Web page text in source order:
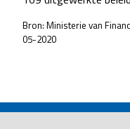
Bron: Ministerie van
05-2020
NAVIGATION